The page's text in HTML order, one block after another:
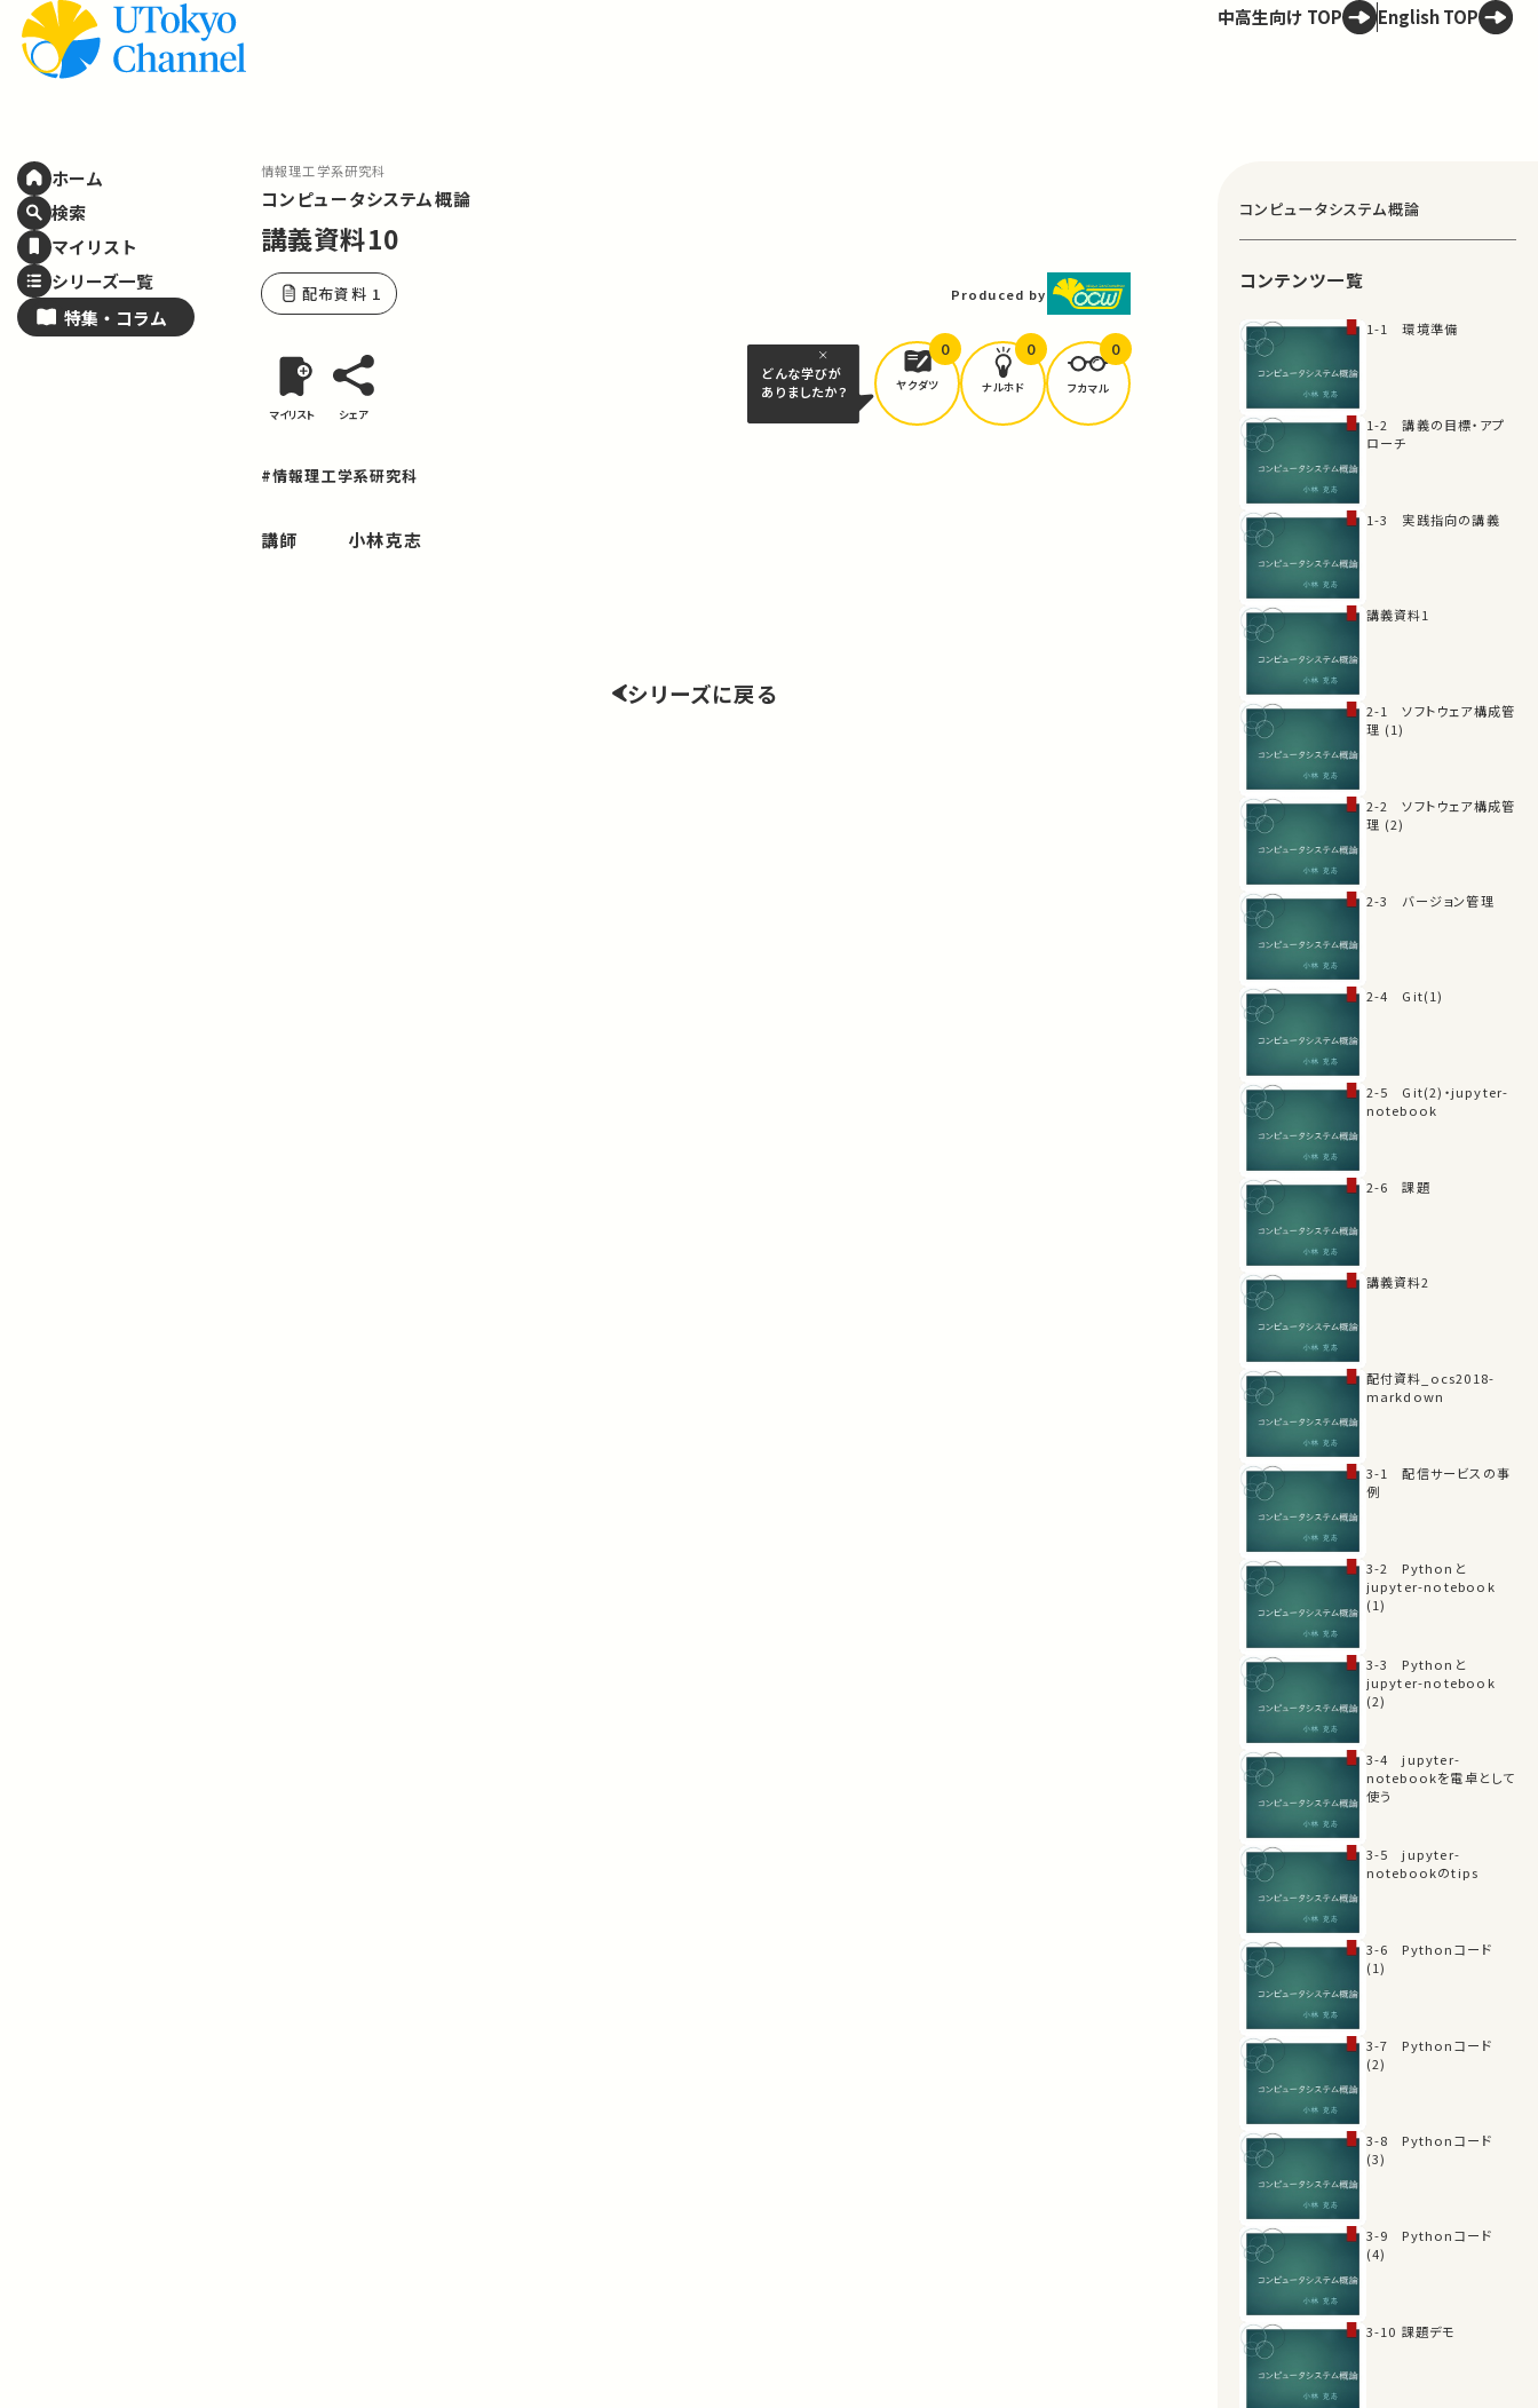
ホーム
検索
マイリスト
シリーズ一覧
特集・ コラム
中高生向け TOP English TOP
情報理工学系研究科
コンピュータシステム概論
講義資料10
配布資料 1 Produced by
マイリスト シェア
どんな学びが
ありましたか？
ヤクダツ
0
ナルホド
0
フカマル
0
#情報理工学系研究科
講師 小林克志
シリーズに戻る
コンピュータシステム概論
コンテンツ一覧
1-1 環境準備
1-2 講義の目標・アプ
ローチ
1-3 実践指向の講義
講義資料1
2-1 ソフトウェア構成管
理 (1)
2-2 ソフトウェア構成管
理 (2)
2-3 バージョン管理
2-4 Git(1)
2-5 Git(2)・jupyter-
notebook
2-6 課題
講義資料2
配付資料_ocs2018-
markdown
3-1 配信サービスの事
例
3-2 Pythonと
jupyter-notebook
(1)
3-3 Pythonと
jupyter-notebook
(2)
3-4 jupyter-
notebookを電卓として
使う
3-5 jupyter-
notebookのtips
3-6 Pythonコード
(1)
3-7 Pythonコード
(2)
3-8 Pythonコード
(3)
3-9 Pythonコード
(4)
3-10 課題デモ